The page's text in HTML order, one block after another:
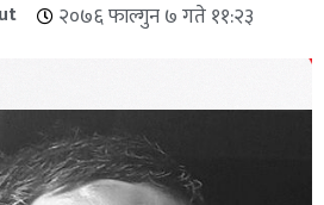
२०७६ फाल्गुन ७ गते ११:२३